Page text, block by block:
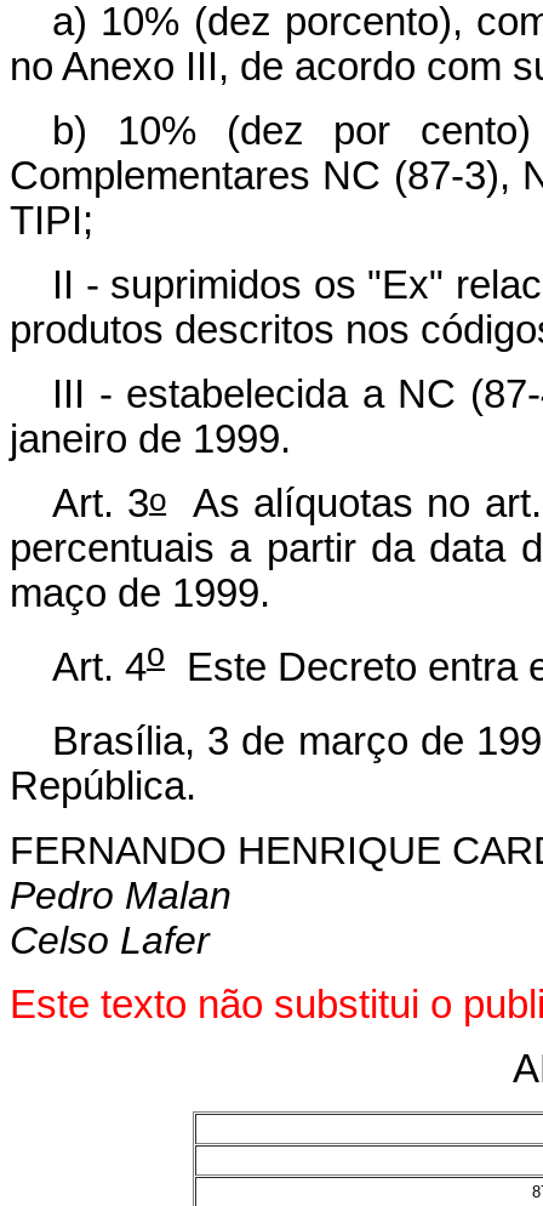
a) 10% (dez porcento),
no Anexo III, de acordo com
b) 10% (dez por
Complementares NC (87-3),
TIPI;
II - suprimidos os "Ex"
produtos descritos nos
III - estabelecida a NC
janeiro de 1999.
Art. 3oAs alíquotas no
percentuais a partir da data
maço de 1999.
Art. 4o
Este Decreto entra
Brasília, 3 de março de
República.
FERNANDO HENRIQUE
Pedro Malan
Celso Lafer
Este texto não substitui o